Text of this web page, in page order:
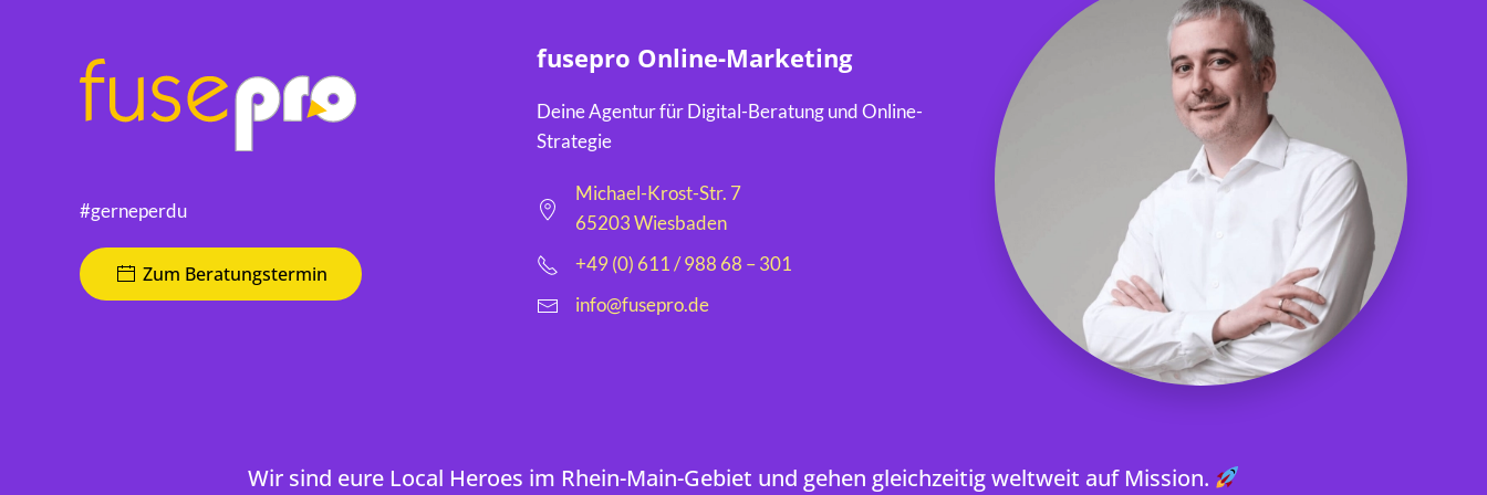
#gerneperdu
Zum Beratungstermin
fusepro Online-Marketing
Deine Agentur für Digital-Beratung und Online-
Strategie
Michael-Krost-Str. 7
65203 Wiesbaden
+49 (0) 611 / 988 68 – 301
info@fusepro.de
Wir sind eure Local Heroes im Rhein-Main-Gebiet und gehen gleichzeitig weltweit auf Mission.